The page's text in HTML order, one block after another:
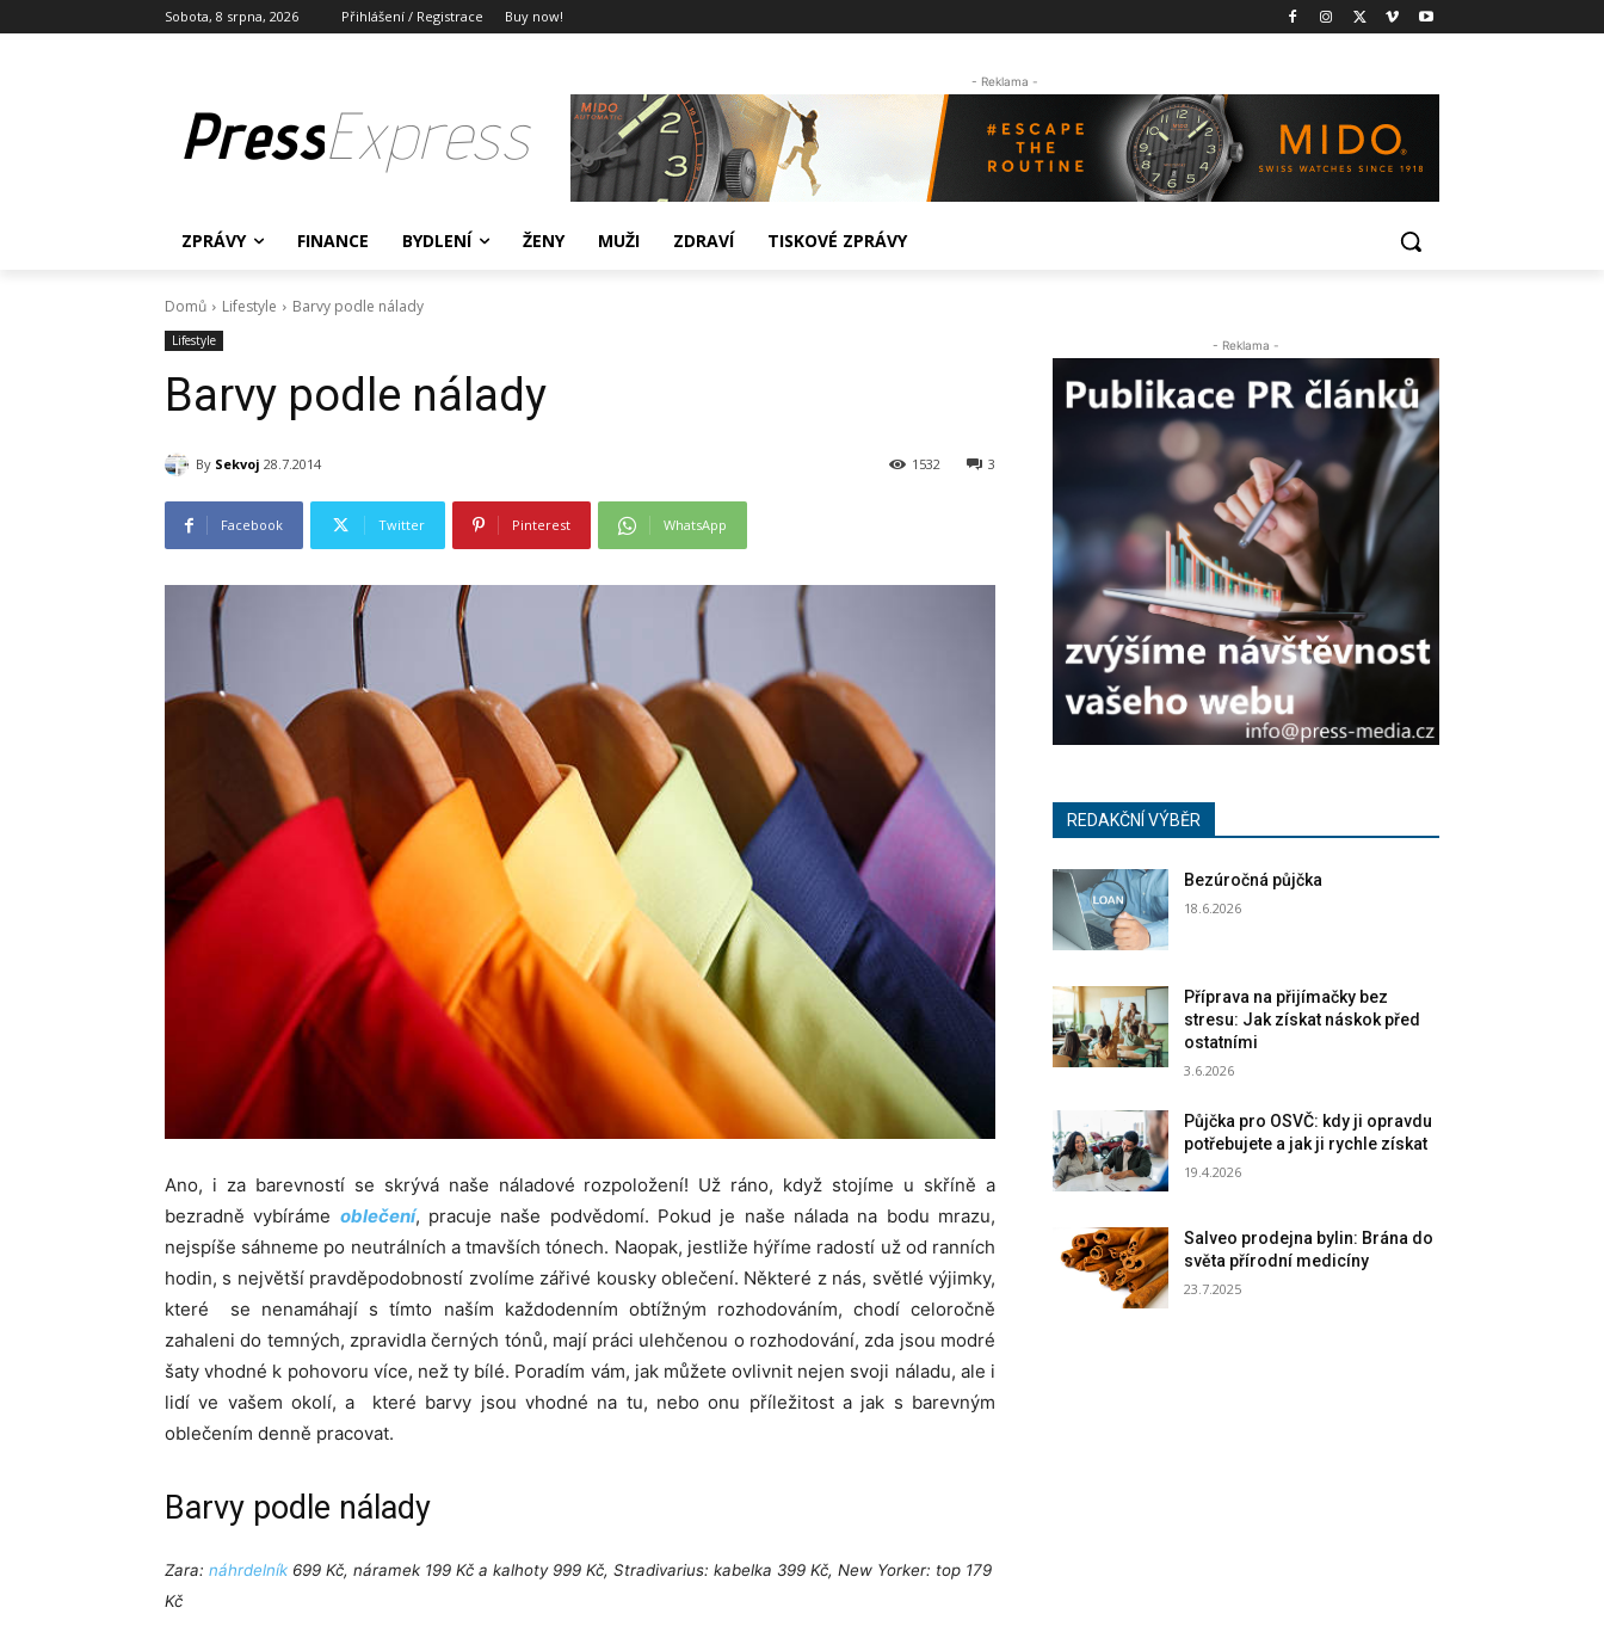
Sobota, 8 srpna, 2026 Přihlášení / Registrace Buy now!
PressExpress
- Reklama -
ZPRÁVY FINANCE BYDLENÍ ŽENY MUŽI ZDRAVÍ TISKOVÉ ZPRÁVY
Domů Lifestyle Barvy podle nálady
Lifestyle
Barvy podle nálady
By Sekvoj 28.7.2014 3
1532
Facebook Twitter Pinterest WhatsApp
Ano, i za barevností se skrývá naše náladové rozpoložení! Už ráno, když stojíme u skříně a
bezradně vybíráme oblečení, pracuje naše podvědomí. Pokud je naše nálada na bodu mrazu,
nejspíše sáhneme po neutrálních a tmavších tónech. Naopak, jestliže hýříme radostí už od ranních
hodin, s největší pravděpodobností zvolíme zářivé kousky oblečení. Některé z nás, světlé výjimky,
které se nenamáhají s tímto naším každodenním obtížným rozhodováním, chodí celoročně
zahaleni do temných, zpravidla černých tónů, mají práci ulehčenou o rozhodování, zda jsou modré
šaty vhodné k pohovoru více, než ty bílé. Poradím vám, jak můžete ovlivnit nejen svoji náladu, ale i
lidí ve vašem okolí, a které barvy jsou vhodné na tu, nebo onu příležitost a jak s barevným
oblečením denně pracovat.
Barvy podle nálady
Zara: náhrdelník 699 Kč, náramek 199 Kč a kalhoty 999 Kč, Stradivarius: kabelka 399 Kč, New Yorker: top 179
Kč
- Reklama -
REDAKČNÍ VÝBĚR
Bezúročná půjčka
18.6.2026
Příprava na přijímačky bez
stresu: Jak získat náskok před
ostatními
3.6.2026
Půjčka pro OSVČ: kdy ji opravdu
potřebujete a jak ji rychle získat
19.4.2026
Salveo prodejna bylin: Brána do
světa přírodní medicíny
23.7.2025